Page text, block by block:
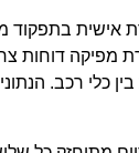
אישית בתפקוד
מפיקה דוחות
כלי רכב.